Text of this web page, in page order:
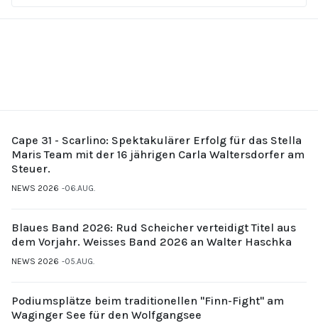
Cape 31 - Scarlino: Spektakulärer Erfolg für das Stella
Maris Team mit der 16 jährigen Carla Waltersdorfer am
Steuer.
NEWS 2026 06.AUG.
Blaues Band 2026: Rud Scheicher verteidigt Titel aus
dem Vorjahr. Weisses Band 2026 an Walter Haschka
NEWS 2026 05.AUG.
Podiumsplätze beim traditionellen "Finn-Fight" am
Waginger See für den Wolfgangsee